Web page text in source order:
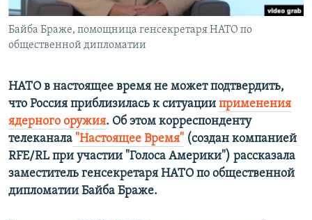
Байба Браже, помощница генсекретаря НАТО по
общественной дипломатии
НАТО в настоящее время не может подтвердить,
что Россия приблизилась к ситуации применения
ядерного оружия. Об этом корреспонденту
телеканала "Настоящее Время" ​(создан компанией
RFE/RL при участии "Голоса Америки") ​рассказала
заместитель генсекретаря НАТО по общественной
дипломатии Байба Браже.